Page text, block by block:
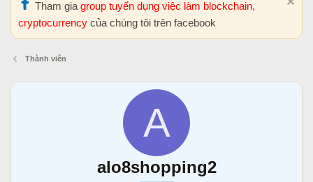
Tham gia group tuyển dụng việc làm blockchain,
cryptocurrency của chúng tôi trên facebook
Thành viên
A
alo8shopping2